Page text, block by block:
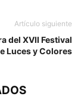
Artículo siguiente
del XVII Festival
Luces y Colores